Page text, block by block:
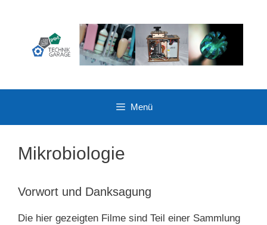
Menü
Mikrobiologie
Vorwort und Danksagung
Die hier gezeigten Filme sind Teil einer Sammlung